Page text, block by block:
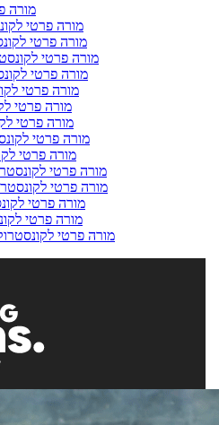
מורה
מורה פרטי
מורה פרטי
מורה פרטי
מורה פרטי
מורה פרטי
מורה פרטי
מורה פרטי
מורה פרטי
מורה פרטי
מורה פרטי
מורה פרטי
מורה פרטי
מורה פרטי
מורה פרטי